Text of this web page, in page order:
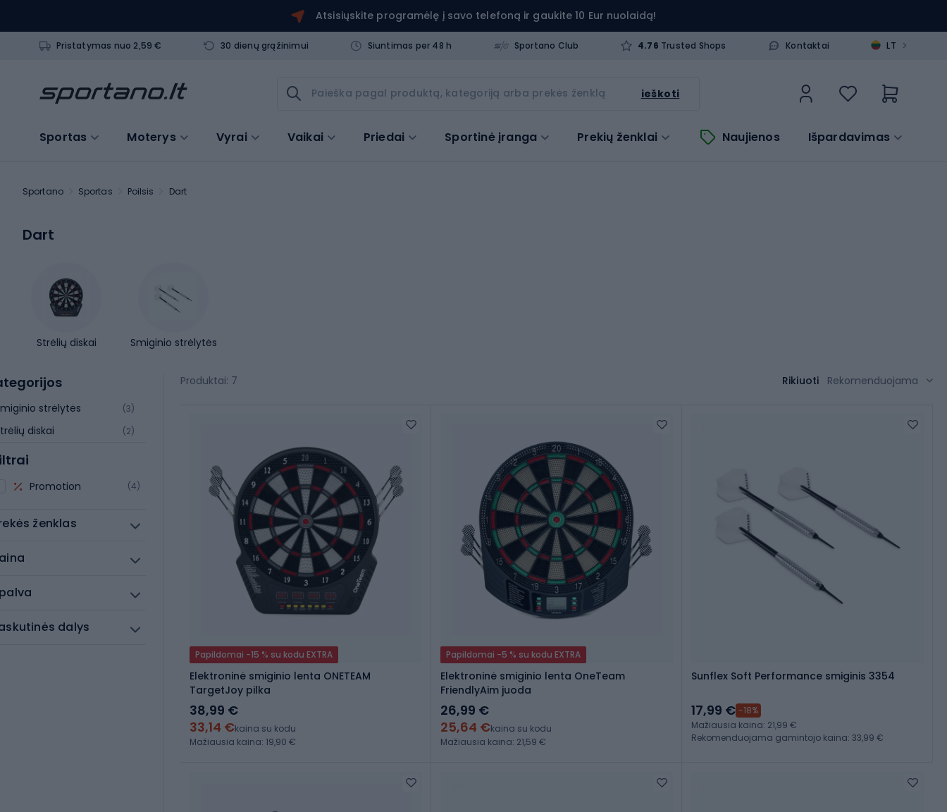
Atsisiųskite programėlę į savo telefoną ir gaukite 10 Eur nuolaidą!
Pristatymas nuo 2,59 € 30 dienų grąžinimui Siuntimas per 48 h Sportano Club 4.76 Trusted Shops Kontaktai LT >
ieškoti
Sportas Moterys Vyrai Vaikai Priedai Sportinė įranga Prekių ženklai Naujienos Išpardavimas
Sportano Sportas Poilsis Dart
Dart
Strėlių diskai Smiginio strėlytės
strėlytės (3)
diskai (2)
Promotion (4)
ženklas
dalys
Produktai: 7 Rikiuoti Rekomenduojama
Papildomai -15 % su kodu EXTRA
Elektroninė smiginio lenta ONETEAM
TargetJoy pilka
38,99 €
33,14 €kaina su kodu
Mažiausia kaina: 19,90 €
Papildomai -5 % su kodu EXTRA
Elektroninė smiginio lenta OneTeam
FriendlyAim juoda
26,99 €
25,64 €kaina su kodu
Mažiausia kaina: 21,59 €
Sunflex Soft Performance smiginis 3354
17,99 € -18%
Mažiausia kaina: 21,99 €
Rekomenduojama gamintojo kaina: 33,99 €